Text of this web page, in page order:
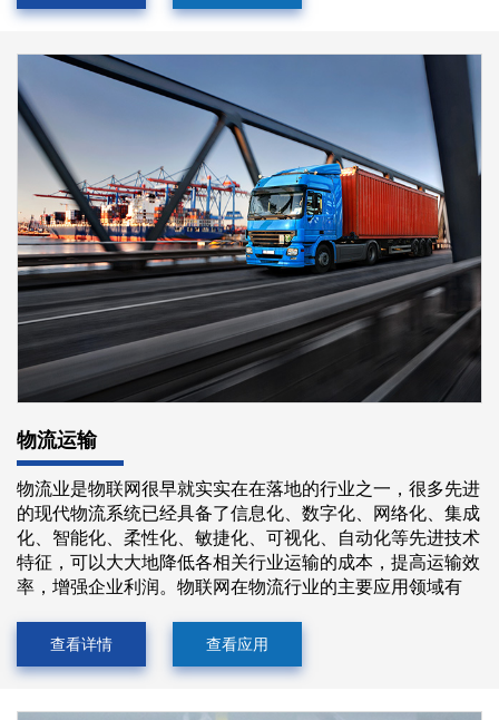
物流运输
物流业是物联网很早就实实在在落地的行业之一，很多先进
的现代物流系统已经具备了信息化、数字化、网络化、集成
化、智能化、柔性化、敏捷化、可视化、自动化等先进技术
特征，可以大大地降低各相关行业运输的成本，提高运输效
率，增强企业利润。物联网在物流行业的主要应用领域有
查看详情 查看应用